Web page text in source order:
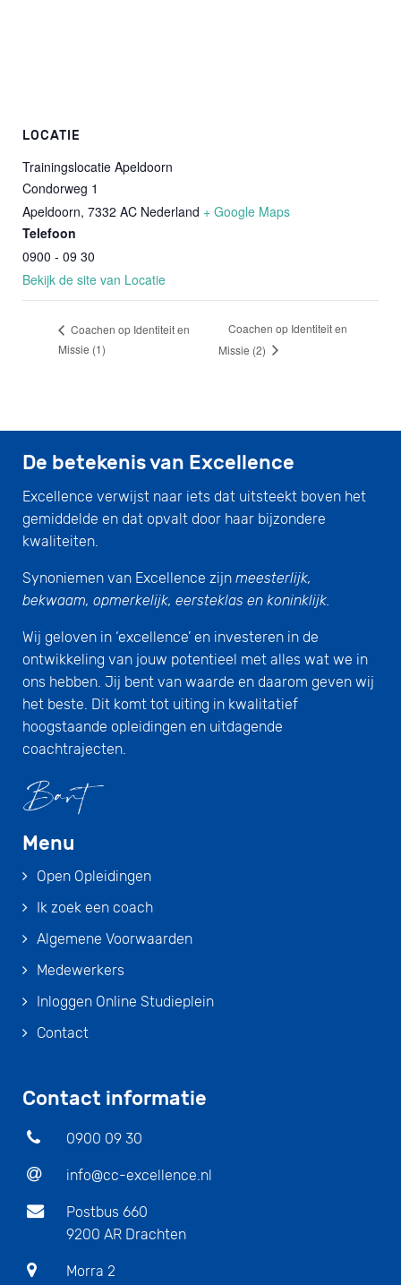
LOCATIE
Trainingslocatie Apeldoorn
Condorweg 1
Apeldoorn, 7332 AC Nederland + Google Maps
Telefoon
0900 - 09 30
Bekijk de site van Locatie
Coachen op Identiteit en
Missie (1)
Coachen op Identiteit en
Missie (2)
De betekenis van Excellence
Excellence verwijst naar iets dat uitsteekt boven het
gemiddelde en dat opvalt door haar bijzondere
kwaliteiten.
Synoniemen van Excellence zijn meesterlijk,
bekwaam, opmerkelijk, eersteklas en koninklijk.
Wij geloven in ‘excellence’ en investeren in de
ontwikkeling van jouw potentieel met alles wat we in
ons hebben. Jij bent van waarde en daarom geven wij
het beste. Dit komt tot uiting in kwalitatief
hoogstaande opleidingen en uitdagende
coachtrajecten.
Menu
Open Opleidingen
Ik zoek een coach
Algemene Voorwaarden
Medewerkers
Inloggen Online Studieplein
Contact
Contact informatie
0900 09 30
info@cc-excellence.nl
Postbus 660
9200 AR Drachten
Morra 2